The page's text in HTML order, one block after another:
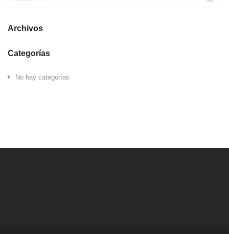
Archivos
Categorías
No hay categorías